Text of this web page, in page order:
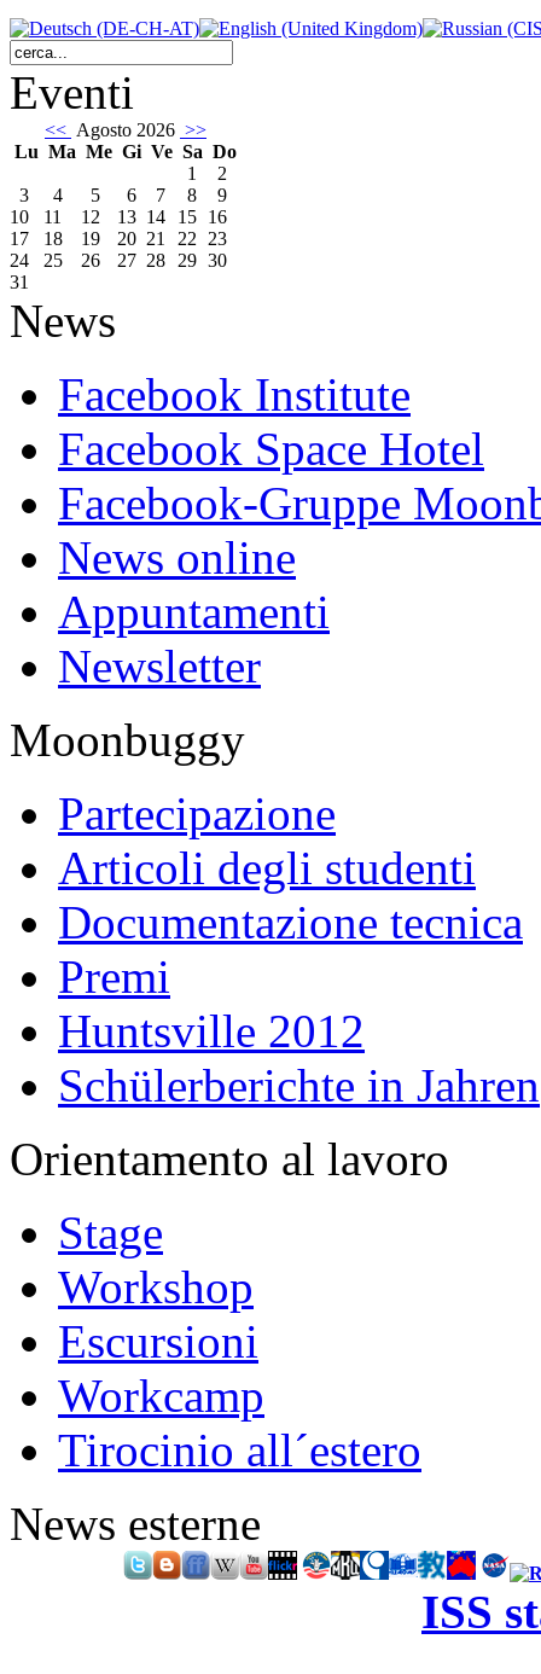
Eventi
<< Agosto 2026 >>
Lu Ma Me Gi Ve Sa Do
1
2
3
4 5 6 7 8
9
10
11 12 13 14 15 16
17
18 19 20 21 22 23
24
25 26 27 28 29 30
31
News
Facebook Institute
Facebook Space Hotel
Facebook-Gruppe
News online
Appuntamenti
Newsletter
Moonbuggy
Partecipazione
Articoli degli studenti
Documentazione tecnica
Premi
Huntsville 2012
Schülerberichte in Jahren
Orientamento al lavoro
Stage
Workshop
Escursioni
Workcamp
Tirocinio all´estero
News esterne
ISS